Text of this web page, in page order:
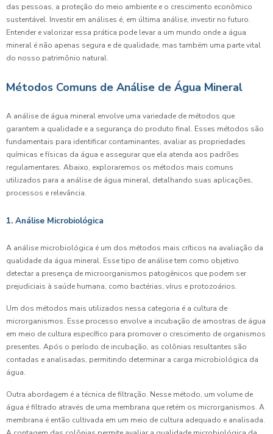
das pessoas, a proteção do meio ambiente e o crescimento econômico
sustentável. Investir em análises é, em última análise, investir no futuro.
Entender e valorizar essa prática pode levar a um mundo onde a água
mineral é não apenas segura e de qualidade, mas também uma parte vital
do nosso patrimônio natural.
Métodos Comuns de Análise de Água Mineral
A análise de água mineral envolve uma variedade de métodos que
garantem a qualidade e a segurança do produto final. Esses métodos são
fundamentais para identificar contaminantes, avaliar as propriedades
químicas e físicas da água e assegurar que ela atenda aos padrões
regulamentares. Abaixo, exploraremos os métodos mais comuns
utilizados para a análise de água mineral, detalhando suas aplicações,
processos e relevância.
1. Análise Microbiológica
A análise microbiológica é um dos métodos mais críticos na avaliação da
qualidade da água mineral. Esse tipo de análise tem como objetivo
detectar a presença de microorganismos patogênicos que podem ser
prejudiciais à saúde humana, como bactérias, vírus e protozoários.
Um dos métodos mais utilizados nessa categoria é a cultura de
microrganismos. Esse processo envolve a incubação de amostras de água
em meio de cultura específico para promover o crescimento de organismos
presentes. Após o período de incubação, as colônias resultantes são
contadas e analisadas, permitindo determinar a carga microbiológica da
água.
Outra abordagem é a técnica de filtração. Nesse método, um volume de
água é filtrado através de uma membrana que retém os microrganismos. A
membrana é então cultivada em um meio de cultura adequado e analisada.